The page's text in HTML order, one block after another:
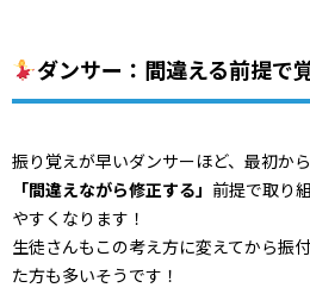
ダンサー：間違える前提で
振り覚えが早いダンサーほど、最初か
「間違えながら修正する」 前提で取り
やすくなります！
生徒さんも この考え方に変えてから振
た方も多いそうです！